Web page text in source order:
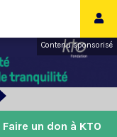
Contenu sponsorisé
Faire un don à KTO